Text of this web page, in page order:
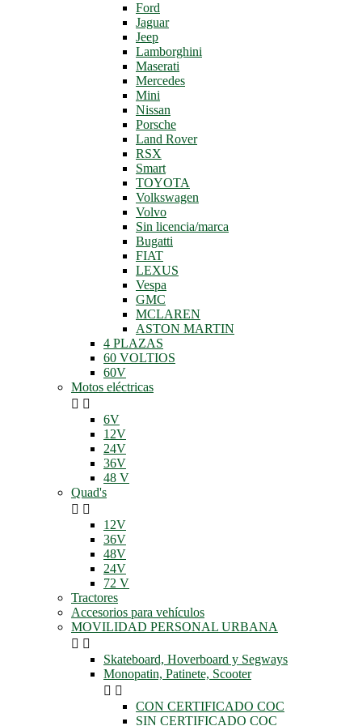
Ford
Jaguar
Jeep
Lamborghini
Maserati
Mercedes
Mini
Nissan
Porsche
Land Rover
RSX
Smart
TOYOTA
Volkswagen
Volvo
Sin licencia/marca
Bugatti
FIAT
LEXUS
Vespa
GMC
MCLAREN
ASTON MARTIN
4 PLAZAS
60 VOLTIOS
60V
Motos eléctricas
 
6V
12V
24V
36V
48 V
Quad's
 
12V
36V
48V
24V
72 V
Tractores
Accesorios para vehículos
MOVILIDAD PERSONAL URBANA
 
Skateboard, Hoverboard y Segways
Monopatin, Patinete, Scooter
 
CON CERTIFICADO COC
SIN CERTIFICADO COC